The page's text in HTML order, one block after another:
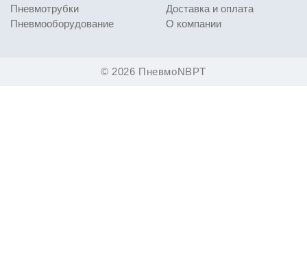
© 2026 ПневмоNBPT
Пневмотрубки
Пневмооборудование
Доставка и оплата
О компании